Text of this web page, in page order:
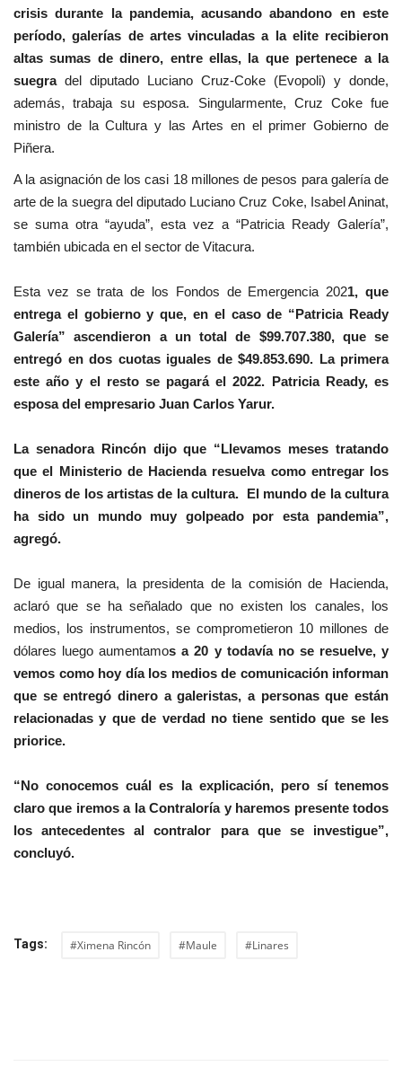
crisis durante la pandemia, acusando abandono en este
período, galerías de artes vinculadas a la elite recibieron
altas sumas de dinero, entre ellas, la que pertenece a la
suegradel diputado Luciano Cruz-Coke (Evopoli) y donde,
además, trabaja su esposa. Singularmente, Cruz Coke fue
ministro de la Cultura y las Artes en el primer Gobierno de
Piñera.
A la asignación de los casi 18 millones de pesos para galería de
arte de la suegra del diputado Luciano Cruz Coke, Isabel Aninat,
se suma otra “ayuda”, esta vez a “Patricia Ready Galería”,
también ubicada en el sector de Vitacura.
Esta vez se trata de los Fondos de Emergencia 2021, que
entrega el gobierno y que, en el caso de “Patricia Ready
Galería” ascendieron a un total de $99.707.380, que se
entregó en dos cuotas iguales de $49.853.690. La primera
este año y el resto se pagará el 2022. Patricia Ready, es
esposa del empresario Juan Carlos Yarur.
La senadora Rincón dijo que “Llevamos meses tratando
que el Ministerio de Hacienda resuelva como entregar los
dineros de los artistas de la cultura. El mundo de la cultura
ha sido un mundo muy golpeado por esta pandemia”,
agregó.
De igual manera, la presidenta de la comisión de Hacienda,
aclaró que se ha señalado que no existen los canales, los
medios, los instrumentos, se comprometieron 10 millones de
dólares luego aumentamos a 20 y todavía no se resuelve, y
vemos como hoy día los medios de comunicación informan
que se entregó dinero a galeristas, a personas que están
relacionadas y que de verdad no tiene sentido que se les
priorice.
“No conocemos cuál es la explicación, pero sí tenemos
claro que iremos a la Contraloría y haremos presente todos
los antecedentes al contralor para que se investigue”,
concluyó.
Tags: #Ximena Rincón #Maule #Linares